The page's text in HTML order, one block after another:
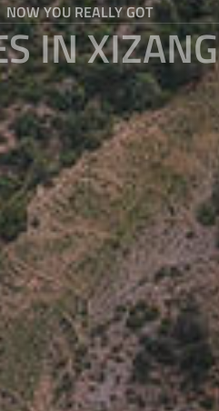
NOW YOU REALLY GOT
IN XIZANG